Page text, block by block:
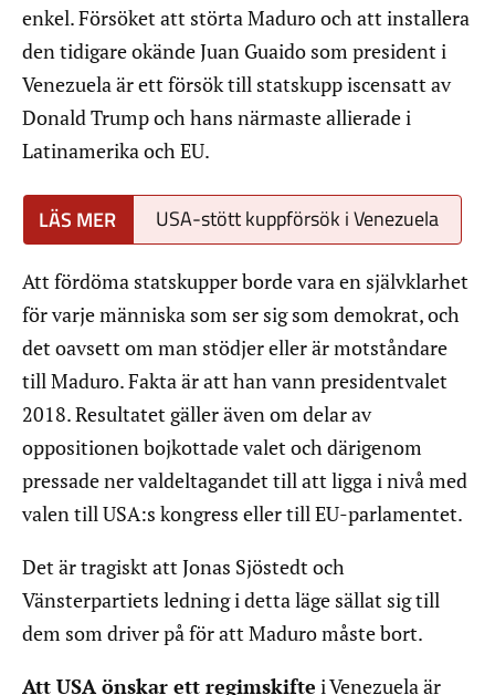
enkel. Försöket att störta Maduro och att installera
den tidigare okände Juan Guaido som president i
Venezuela är ett försök till statskupp iscensatt av
Donald Trump och hans närmaste allierade i
Latinamerika och EU.
USA-stött kuppförsök i Venezuela
Att fördöma statskupper borde vara en självklarhet
för varje människa som ser sig som demokrat, och
det oavsett om man stödjer eller är motståndare
till Maduro. Fakta är att han vann presidentvalet
2018. Resultatet gäller även om delar av
oppositionen bojkottade valet och därigenom
pressade ner valdeltagandet till att ligga i nivå med
valen till USA:s kongress eller till EU-parlamentet.
Det är tragiskt att Jonas Sjöstedt och
Vänsterpartiets ledning i detta läge sällat sig till
dem som driver på för att Maduro måste bort.
Att USA önskar ett regimskifte i Venezuela är